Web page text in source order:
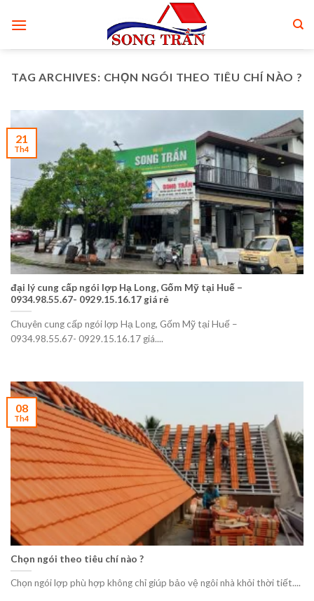
TAG ARCHIVES: CHỌN NGÓI THEO TIÊU CHÍ NÀO ?
đại lý cung cấp ngói lợp Hạ Long, Gốm Mỹ tại Huế –
0934.98.55.67- 0929.15.16.17 giá rẻ
Chuyên cung cấp ngói lợp Hạ Long, Gốm Mỹ tại Huế –
0934.98.55.67- 0929.15.16.17 giá....
21
Th4
Chọn ngói theo tiêu chí nào ?
Chọn ngói lợp phù hợp không chỉ giúp bảo vệ ngôi nhà khỏi thời tiết....
08
Th4